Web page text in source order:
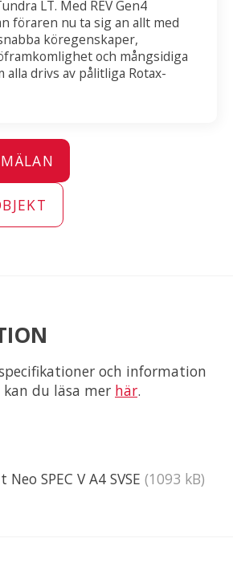
LT. Med REV Gen4
föraren nu ta sig an allt med
köregenskaper,
och mångsidiga
drivs av pålitliga Rotax-
och information
du läsa mer här.
SPEC V A4 SVSE (1093 kB)